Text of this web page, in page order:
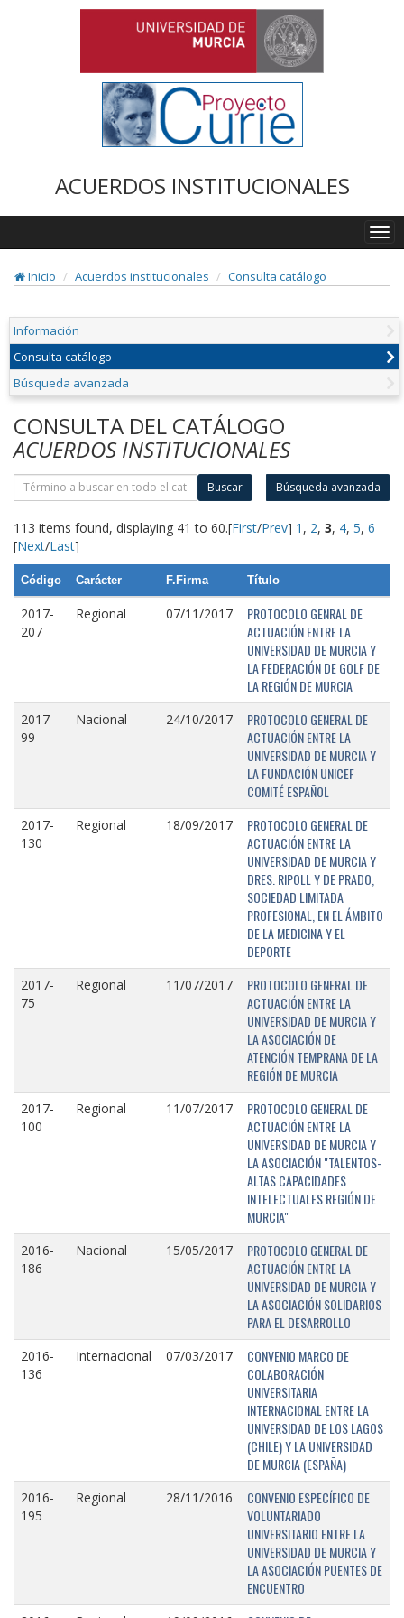
ACUERDOS INSTITUCIONALES
Inicio
Acuerdos institucionales Consulta catálogo
Información
Consulta catálogo
Búsqueda avanzada
CONSULTA DEL CATÁLOGO
ACUERDOS INSTITUCIONALES
Buscar Búsqueda avanzada
113 items found, displaying 41 to 60.[First/Prev] 1 , 2, 3, 4, 5, 6
[Next/Last]
Código Carácter F.Firma Título
2017-
207
Regional 07/11/2017
PROTOCOLO GENRAL DE
ACTUACIÓN ENTRE LA
UNIVERSIDAD DE MURCIA Y
LA FEDERACIÓN DE GOLF DE
LA REGIÓN DE MURCIA
2017-
99
Nacional 24/10/2017
PROTOCOLO GENERAL DE
ACTUACIÓN ENTRE LA
UNIVERSIDAD DE MURCIA Y
LA FUNDACIÓN UNICEF
COMITÉ ESPAÑOL
2017-
130
Regional 18/09/2017
PROTOCOLO GENERAL DE
ACTUACIÓN ENTRE LA
UNIVERSIDAD DE MURCIA Y
DRES. RIPOLL Y DE PRADO,
SOCIEDAD LIMITADA
PROFESIONAL, EN EL ÁMBITO
DE LA MEDICINA Y EL
DEPORTE
2017-
75
Regional 11/07/2017
PROTOCOLO GENERAL DE
ACTUACIÓN ENTRE LA
UNIVERSIDAD DE MURCIA Y
LA ASOCIACIÓN DE
ATENCIÓN TEMPRANA DE LA
REGIÓN DE MURCIA
2017-
100
Regional 11/07/2017
PROTOCOLO GENERAL DE
ACTUACIÓN ENTRE LA
UNIVERSIDAD DE MURCIA Y
LA ASOCIACIÓN "TALENTOS-
ALTAS CAPACIDADES
INTELECTUALES REGIÓN DE
MURCIA"
2016-
186
Nacional 15/05/2017
PROTOCOLO GENERAL DE
ACTUACIÓN ENTRE LA
UNIVERSIDAD DE MURCIA Y
LA ASOCIACIÓN SOLIDARIOS
PARA EL DESARROLLO
2016-
136
Internacional 07/03/2017
CONVENIO MARCO DE
COLABORACIÓN
UNIVERSITARIA
INTERNACIONAL ENTRE LA
UNIVERSIDAD DE LOS LAGOS
(CHILE) Y LA UNIVERSIDAD
DE MURCIA (ESPAÑA)
2016-
195
Regional 28/11/2016
CONVENIO ESPECÍFICO DE
VOLUNTARIADO
UNIVERSITARIO ENTRE LA
UNIVERSIDAD DE MURCIA Y
LA ASOCIACIÓN PUENTES DE
ENCUENTRO